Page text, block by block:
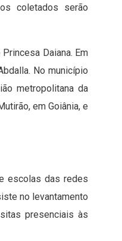
coletados serão
Daiana. Em
No município
metropolitana da
em Goiânia, e
escolas das redes
no levantamento
presenciais às